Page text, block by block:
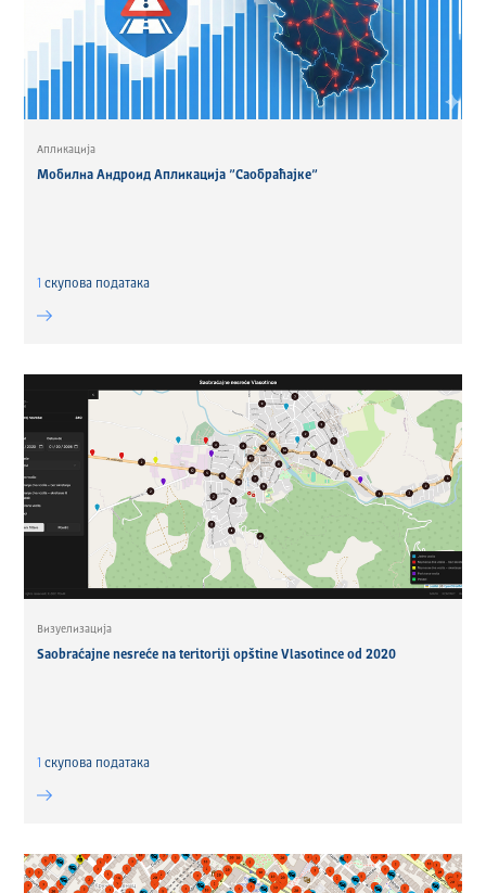
Апликација
Мобилна Андроид Апликација ”Саобраћајке”
скуповa података
Визуелизација
Saobraćajne nesreće na teritoriji opštine Vlasotince od 2020
скуповa података